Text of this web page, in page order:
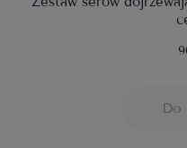
Do